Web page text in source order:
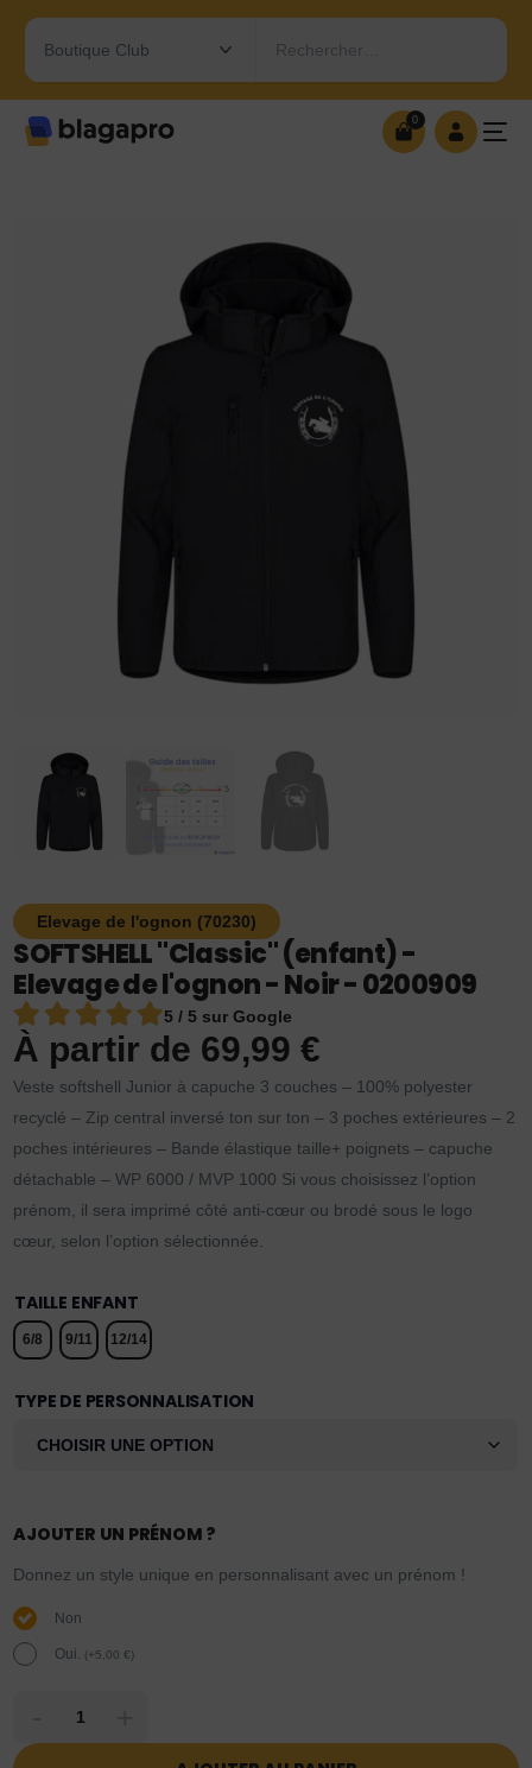
Rechercher…
0
Elevage de l'ognon (70230)
SOFTSHELL "Classic" (enfant) -
Elevage de l'ognon - Noir - 0200909
5 / 5 sur Google
À partir de 69,99€
Veste softshell Junior à capuche 3 couches – 100% polyester
recyclé – Zip central inversé ton sur ton – 3 poches extérieures – 2
poches intérieures – Bande élastique taille+ poignets – capuche
détachable – WP 6000 / MVP 1000 Si vous choisissez l’option
prénom, il sera imprimé côté anti-cœur ou brodé sous le logo
cœur, selon l’option sélectionnée.
TAILLE ENFANT
6/8 9/11 12/14
TYPE DE PERSONNALISATION
AJOUTER UN PRÉNOM ?
Donnez un style unique en personnalisant avec un prénom !
Non
Oui. (+5,00€)